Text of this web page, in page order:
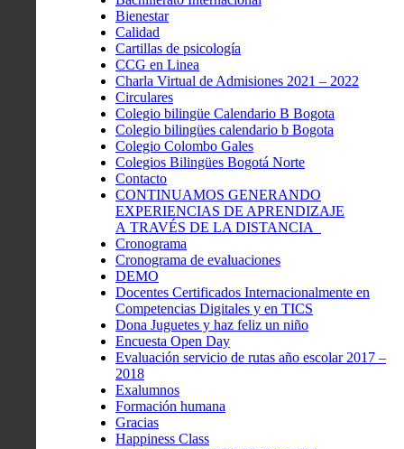
Bienestar
Calidad
Cartillas de psicología
CCG en Linea
Charla Virtual de Admisiones 2021 – 2022
Circulares
Colegio bilingüe Calendario B Bogota
Colegio bilingües calendario b Bogota
Colegio Colombo Gales
Colegios Bilingües Bogotá Norte
Contacto
CONTINUAMOS GENERANDO
EXPERIENCIAS DE APRENDIZAJE
A TRAVÉS DE LA DISTANCIA
Cronograma
Cronograma de evaluaciones
DEMO
Docentes Certificados Internacionalmente en
Competencias Digitales y en TICS
Dona Juguetes y haz feliz un niño
Encuesta Open Day
Evaluación servicio de rutas año escolar 2017 –
2018
Exalumnos
Formación humana
Gracias
Happiness Class